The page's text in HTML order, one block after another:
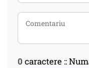
0 caractere ::